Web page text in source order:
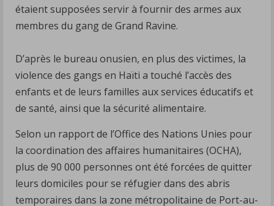
étaient supposées servir à fournir des armes aux
membres du gang de Grand Ravine.
D’après le bureau onusien, en plus des victimes, la
violence des gangs en Haïti a touché l’accès des
enfants et de leurs familles aux services éducatifs et
de santé, ainsi que la sécurité alimentaire.
Selon un rapport de l’Office des Nations Unies pour
la coordination des affaires humanitaires (OCHA),
plus de 90 000 personnes ont été forcées de quitter
leurs domiciles pour se réfugier dans des abris
temporaires dans la zone métropolitaine de Port-au-